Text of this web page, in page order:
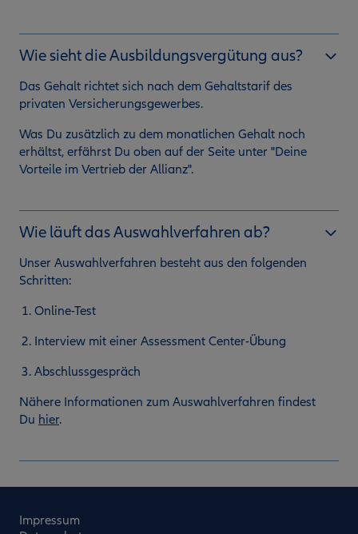
Wie sieht die Ausbildungsvergütung aus?
Das Gehalt richtet sich nach dem Gehaltstarif des
privaten Versicherungsgewerbes.
Was Du zusätzlich zu dem monatlichen Gehalt noch
erhältst, erfährst Du oben auf der Seite unter "Deine
Vorteile im Vertrieb der Allianz".
Wie läuft das Auswahlverfahren ab?
Unser Auswahlverfahren besteht aus den folgenden
Schritten:
Online-Test
Interview mit einer Assessment Center-Übung
Abschlussgespräch
Nähere Informationen zum Auswahlverfahren findest
Du hier.
Impressum